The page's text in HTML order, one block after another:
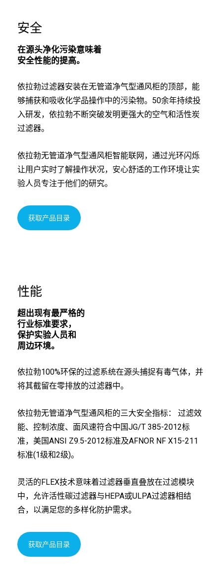
安全
在源头净化污染意味着
安全性能的提高。
依拉勃过滤器安装在无管道净气型通风柜的顶部，能
够捕获和吸收化学品操作中的污染物。50余年持续投
入研发，依拉勃不断突破发明更强大的空气和活性炭
过滤器。
依拉勃无管道净气型通风柜智能联网，通过光环闪烁
让用户实时了解操作状况，安心舒适的工作环境让实
验人员专注于他们的研究。
获取产品目录
性能
超出现有最严格的
行业标准要求，
保护实验人员和
周边环境。
依拉勃100%环保的过滤系统在源头捕捉有毒气体，并
将其截留在零排放的过滤器中。
依拉勃无管道净气型通风柜的三大安全指标： 过滤效
能、控制浓度、面风速符合中国JG/T 385-2012标
准，美国ANSI Z9.5-2012标准及AFNOR NF X15-211
标准(1级和2级)。
灵活的FLEX技术意味着过滤器垂直叠放在过滤模块
中，允许活性碳过滤器与HEPA或ULPA过滤器相结
合，以满足您的多样化防护需求。
获取产品目录